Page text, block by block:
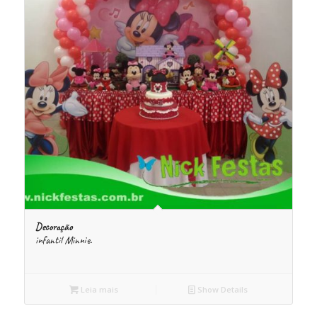
Decoração
infantil Minnie.
Leia mais Show Details